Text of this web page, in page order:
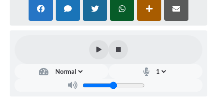
Mapa de estradas rurais